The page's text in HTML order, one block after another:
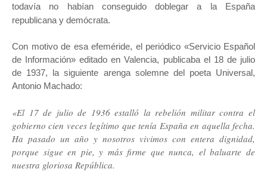
todavía no habían conseguido doblegar a la España
republicana y demócrata.
Con motivo de esa efeméride, el periódico «Servicio Español
de Información» editado en Valencia, publicaba el 18 de julio
de 1937, la siguiente arenga solemne del poeta Universal,
Antonio Machado:
«El 17 de julio de 1936 estalló la rebelión militar contra el
gobierno cien veces legítimo que tenía España en aquella fecha.
Ha pasado un año y nosotros vivimos con entera dignidad,
porque sigue en pie, y más firme que nunca, el baluarte de
nuestra gloriosa República.